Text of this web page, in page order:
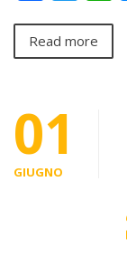
Read more
01
GIUGNO